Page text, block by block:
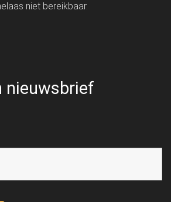
niet bereikbaar.
nieuwsbrief